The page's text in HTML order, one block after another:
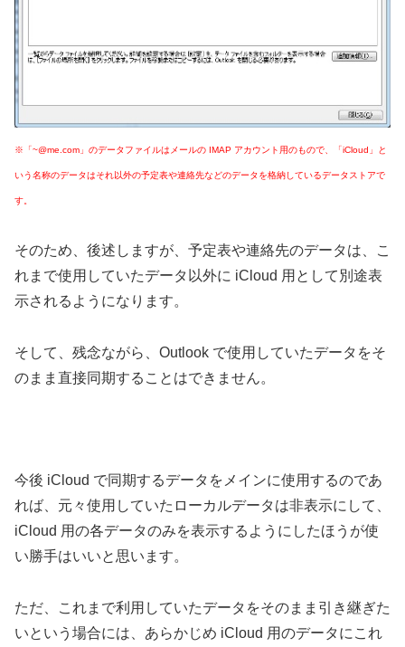
※「~@me.com」のデータファイルはメールの IMAP アカウント用のもので、「iCloud」と
いう名称のデータはそれ以外の予定表や連絡先などのデータを格納しているデータストアで
す。
そのため、後述しますが、予定表や連絡先のデータは、こ
れまで使用していたデータ以外に iCloud 用として別途表
示されるようになります。
そして、残念ながら、Outlook で使用していたデータをそ
のまま直接同期することはできません。
今後 iCloud で同期するデータをメインに使用するのであ
れば、元々使用していたローカルデータは非表示にして、
iCloud 用の各データのみを表示するようにしたほうが使
い勝手はいいと思います。
ただ、これまで利用していたデータをそのまま引き継ぎた
いという場合には、あらかじめ iCloud 用のデータにこれ